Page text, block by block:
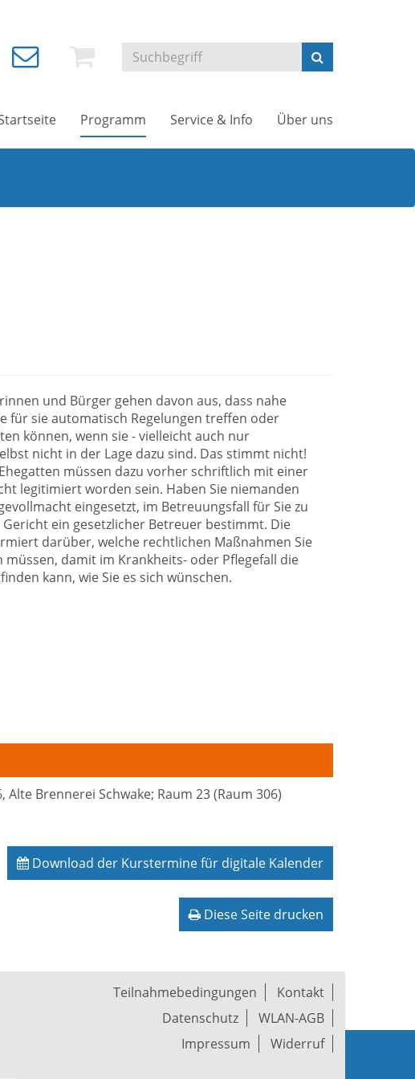
Programm Service & Info Über uns
und Bürger gehen davon aus, dass nahe
für sie automatisch Regelungen treffen oder
können, wenn sie - vielleicht auch nur
nicht in der Lage dazu sind. Das stimmt nicht!
müssen dazu vorher schriftlich mit einer
legitimiert worden sein. Haben Sie niemanden
eingesetzt, im Betreuungsfall für Sie zu
ein gesetzlicher Betreuer bestimmt. Die
darüber, welche rechtlichen Maßnahmen Sie
damit im Krankheits- oder Pflegefall die
kann, wie Sie es sich wünschen.
Alte Brennerei Schwake; Raum 23 (Raum 306)
Download der Kurstermine für digitale Kalender
Diese Seite drucken
Teilnahmebedingungen
Kontakt
Datenschutz
WLAN-AGB
Impressum
Widerruf